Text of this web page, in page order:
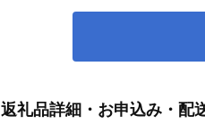
返礼品詳細・お申込み・配